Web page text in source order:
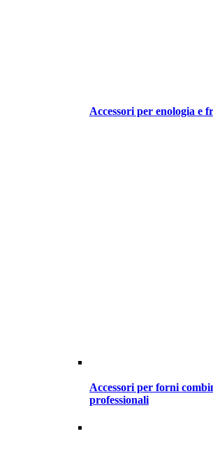
Accessori per enologia e
Accessori per forni
professionali